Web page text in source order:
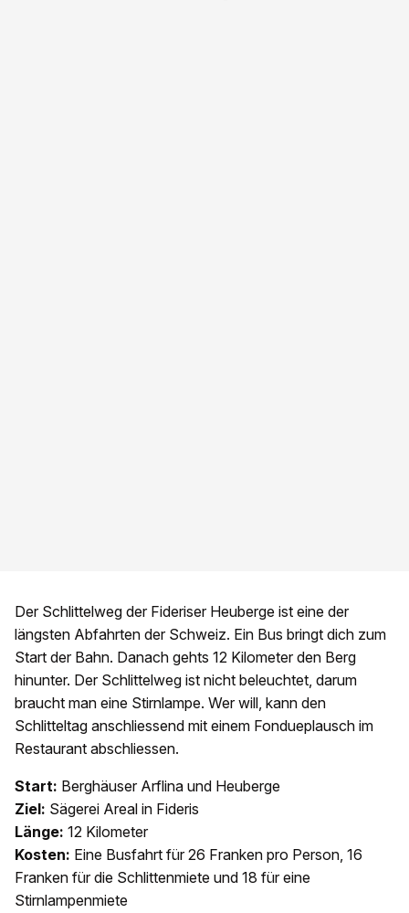
Der Schlittelweg der Fideriser Heuberge ist eine der
längsten Abfahrten der Schweiz. Ein Bus bringt dich zum
Start der Bahn. Danach gehts 12 Kilometer den Berg
hinunter. Der Schlittelweg ist nicht beleuchtet, darum
braucht man eine Stirnlampe. Wer will, kann den
Schlitteltag anschliessend mit einem Fondueplausch im
Restaurant abschliessen.
Start: Berghäuser Arflina und Heuberge
Ziel: Sägerei Areal in Fideris
Länge: 12 Kilometer
Kosten: Eine Busfahrt für 26 Franken pro Person, 16
Franken für die Schlittenmiete und 18 für eine
Stirnlampenmiete